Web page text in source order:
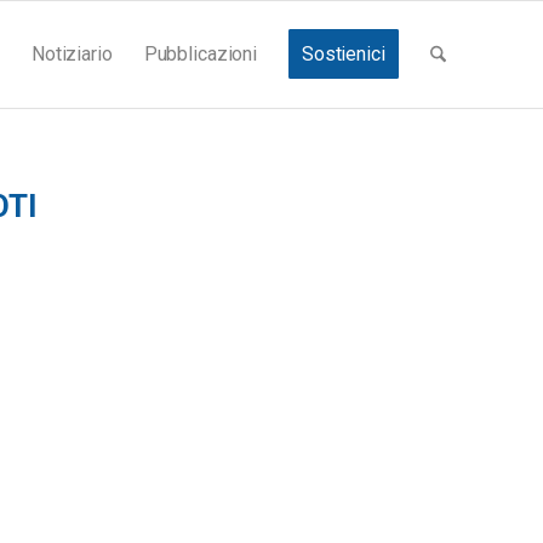
Notiziario Pubblicazioni Sostienici